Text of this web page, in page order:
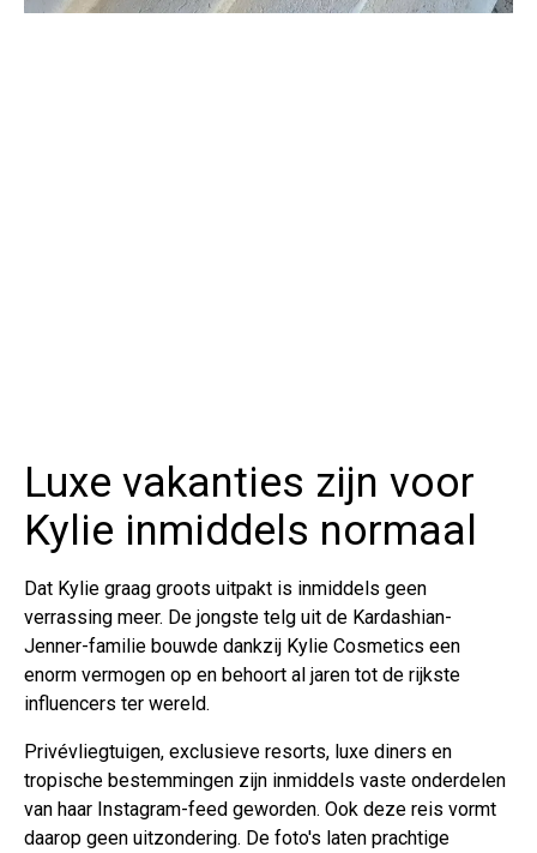
Luxe vakanties zijn voor
Kylie inmiddels normaal
Dat Kylie graag groots uitpakt is inmiddels geen
verrassing meer. De jongste telg uit de Kardashian-
Jenner-familie bouwde dankzij Kylie Cosmetics een
enorm vermogen op en behoort al jaren tot de rijkste
influencers ter wereld.
Privévliegtuigen, exclusieve resorts, luxe diners en
tropische bestemmingen zijn inmiddels vaste onderdelen
van haar Instagram-feed geworden. Ook deze reis vormt
daarop geen uitzondering. De foto's laten prachtige